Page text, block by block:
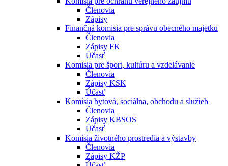
Členovia
Zápisy
Finančná komisia pre správu obecného majetku
Členovia
Zápisy FK
Účasť
Komisia pre šport, kultúru a vzdelávanie
Členovia
Zápisy KSK
Účasť
Komisia bytová, sociálna, obchodu a služieb
Členovia
Zápisy KBSOS
Účasť
Komisia životného prostredia a výstavby
Členovia
Zápisy KŽP